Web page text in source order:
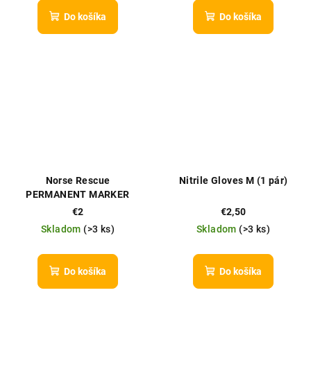
Do košíka Do košíka
PERMANENT MARKER
Norse Rescue
€2
Skladom (>3 ks)
Do košíka
Nitrile Gloves M (1 pár)
€2,50
Skladom (>3 ks)
Do košíka